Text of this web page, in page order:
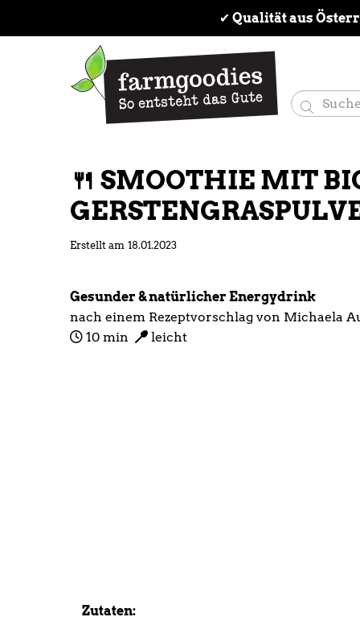
✔ Qualität aus

🍴 SMOOTHIE MIT
Erstellt am 18.01.2023
Gesunder & natürlicher Energydrink
nach einem Rezeptvorschlag von Michaela
10 min
leicht
Zutaten: